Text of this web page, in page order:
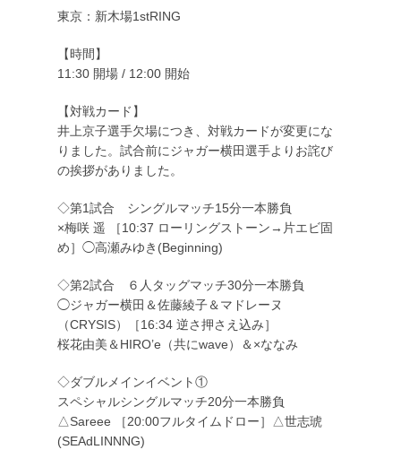
東京：新木場1stRING
【時間】
11:30 開場 / 12:00 開始
【対戦カード】
井上京子選手欠場につき、対戦カードが変更にな
りました。試合前にジャガー横田選手よりお詫び
の挨拶がありました。
◇第1試合 シングルマッチ15分一本勝負
×梅咲 遥 ［10:37 ローリングストーン→片エビ固
め］◯高瀬みゆき(Beginning)
◇第2試合 ６人タッグマッチ30分一本勝負
◯ジャガー横田＆佐藤綾子＆マドレーヌ
（CRYSIS）［16:34 逆さ押さえ込み］
桜花由美＆HIRO’e（共にwave）＆×ななみ
◇ダブルメインイベント①
スペシャルシングルマッチ20分一本勝負
△Sareee ［20:00フルタイムドロー］△世志琥
(SEAdLINNNG)